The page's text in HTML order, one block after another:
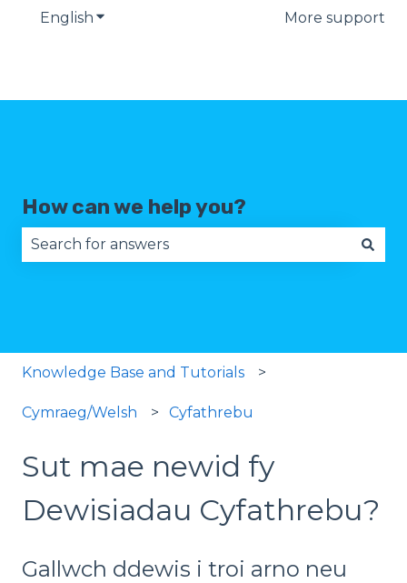
English Show submenu for translationsMore support
How can we help you?
Knowledge Base and Tutorials
Cymraeg/Welsh Cyfathrebu
Sut mae newid fy
Dewisiadau Cyfathrebu?
Gallwch ddewis i troi arno neu